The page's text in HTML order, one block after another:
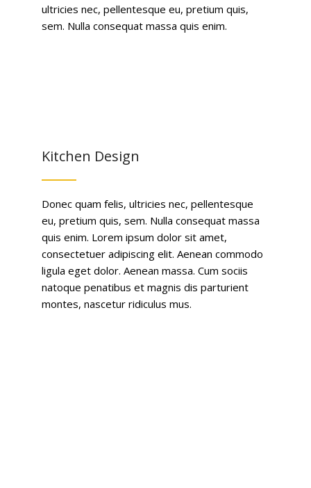
ultricies nec, pellentesque eu, pretium quis,
sem. Nulla consequat massa quis enim.
Kitchen Design
Donec quam felis, ultricies nec, pellentesque
eu, pretium quis, sem. Nulla consequat massa
quis enim. Lorem ipsum dolor sit amet,
consectetuer adipiscing elit. Aenean commodo
ligula eget dolor. Aenean massa. Cum sociis
natoque penatibus et magnis dis parturient
montes, nascetur ridiculus mus.